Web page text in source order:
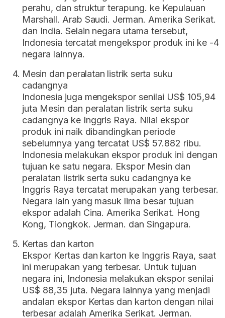
perahu, dan struktur terapung. ke Kepulauan
Marshall. Arab Saudi. Jerman. Amerika Serikat.
dan India. Selain negara utama tersebut,
Indonesia tercatat mengekspor produk ini ke -4
negara lainnya.
Mesin dan peralatan listrik serta suku
cadangnya
Indonesia juga mengekspor senilai US$ 105,94
juta Mesin dan peralatan listrik serta suku
cadangnya ke Inggris Raya. Nilai ekspor
produk ini naik dibandingkan periode
sebelumnya yang tercatat US$ 57.882 ribu.
Indonesia melakukan ekspor produk ini dengan
tujuan ke satu negara. Ekspor Mesin dan
peralatan listrik serta suku cadangnya ke
Inggris Raya tercatat merupakan yang terbesar.
Negara lain yang masuk lima besar tujuan
ekspor adalah Cina. Amerika Serikat. Hong
Kong, Tiongkok. Jerman. dan Singapura.
Kertas dan karton
Ekspor Kertas dan karton ke Inggris Raya, saat
ini merupakan yang terbesar. Untuk tujuan
negara ini, Indonesia melakukan ekspor senilai
US$ 88,35 juta. Negara lainnya yang menjadi
andalan ekspor Kertas dan karton dengan nilai
terbesar adalah Amerika Serikat. Jerman.